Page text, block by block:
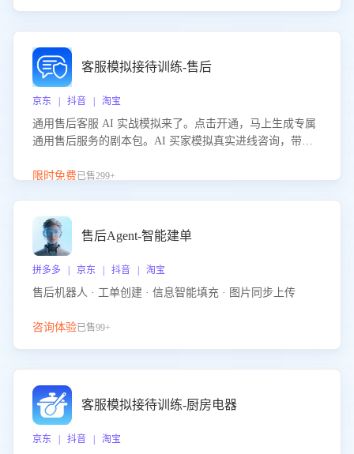
客服模拟接待训练-售后
京东 | 抖音 | 淘宝
通用售后客服 AI 实战模拟来了。点击开通，马上生成专属
通用售后服务的剧本包。AI 买家模拟真实进线咨询，带您
的应对要点，轻松提升服务能力。
限时免费已售299+
售后Agent-智能建单
拼多多 | 京东 | 抖音 | 淘宝
售后机器人 · 工单创建 · 信息智能填充 · 图片同步上传
咨询体验已售99+
客服模拟接待训练-厨房电器
京东 | 抖音 | 淘宝